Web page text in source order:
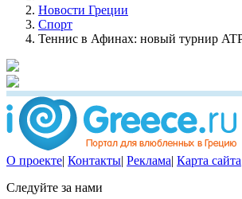
Новости Греции
Спорт
Теннис в Афинах: новый турнир
О проекте| Контакты| Реклама| Карта сайта
Следуйте за нами